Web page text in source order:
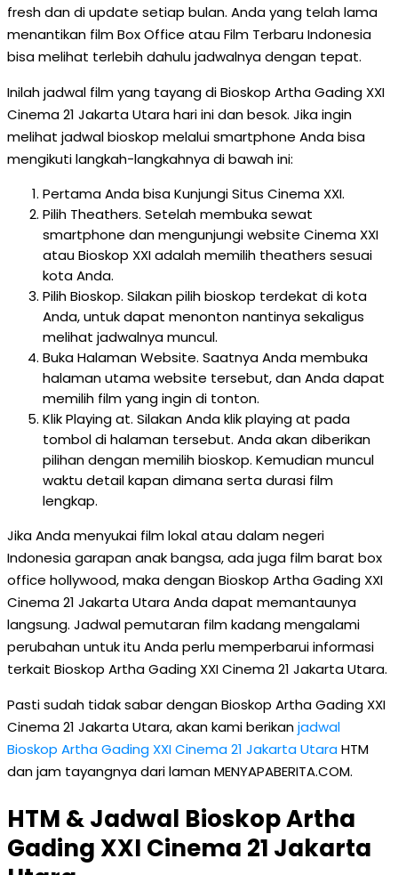
fresh dan di update setiap bulan. Anda yang telah lama
menantikan film Box Office atau Film Terbaru Indonesia
bisa melihat terlebih dahulu jadwalnya dengan tepat.
Inilah jadwal film yang tayang di Bioskop Artha Gading XXI
Cinema 21 Jakarta Utara hari ini dan besok. Jika ingin
melihat jadwal bioskop melalui smartphone Anda bisa
mengikuti langkah-langkahnya di bawah ini:
Pertama Anda bisa Kunjungi Situs Cinema XXI.
Pilih Theathers. Setelah membuka sewat
smartphone dan mengunjungi website Cinema XXI
atau Bioskop XXI adalah memilih theathers sesuai
kota Anda.
Pilih Bioskop. Silakan pilih bioskop terdekat di kota
Anda, untuk dapat menonton nantinya sekaligus
melihat jadwalnya muncul.
Buka Halaman Website. Saatnya Anda membuka
halaman utama website tersebut, dan Anda dapat
memilih film yang ingin di tonton.
Klik Playing at. Silakan Anda klik playing at pada
tombol di halaman tersebut. Anda akan diberikan
pilihan dengan memilih bioskop. Kemudian muncul
waktu detail kapan dimana serta durasi film
lengkap.
Jika Anda menyukai film lokal atau dalam negeri
Indonesia garapan anak bangsa, ada juga film barat box
office hollywood, maka dengan Bioskop Artha Gading XXI
Cinema 21 Jakarta Utara Anda dapat memantaunya
langsung. Jadwal pemutaran film kadang mengalami
perubahan untuk itu Anda perlu memperbarui informasi
terkait Bioskop Artha Gading XXI Cinema 21 Jakarta Utara.
Pasti sudah tidak sabar dengan Bioskop Artha Gading XXI
Cinema 21 Jakarta Utara, akan kami berikanjadwal
Bioskop Artha Gading XXI Cinema 21 Jakarta UtaraHTM
dan jam tayangnya dari laman MENYAPABERITA.COM.
HTM & Jadwal Bioskop Artha
Gading XXI Cinema 21 Jakarta